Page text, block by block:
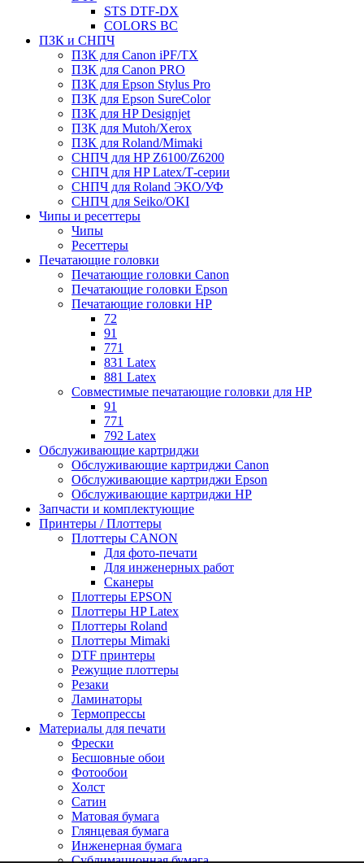
STS DTF-DX
COLORS BC
ПЗК и СНПЧ
ПЗК для Canon iPF/TX
ПЗК для Canon PRO
ПЗК для Epson Stylus Pro
ПЗК для Epson SureColor
ПЗК для HP Designjet
ПЗК для Mutoh/Xerox
ПЗК для Roland/Mimaki
СНПЧ для HP Z6100/Z6200
СНПЧ для HP Latex/Т-cерии
СНПЧ для Roland ЭКО/УФ
СНПЧ для Seiko/OKI
Чипы и ресеттеры
Чипы
Ресеттеры
Печатающие головки
Печатающие головки Canon
Печатающие головки Epson
Печатающие головки HP
72
91
771
831 Latex
881 Latex
Совместимые печатающие головки для HP
91
771
792 Latex
Обслуживающие картриджи
Обслуживающие картриджи Canon
Обслуживающие картриджи Epson
Обслуживающие картриджи HP
Запчасти и комплектующие
Принтеры / Плоттеры
Плоттеры CANON
Для фото-печати
Для инженерных работ
Сканеры
Плоттеры EPSON
Плоттеры HP Latex
Плоттеры Roland
Плоттеры Mimaki
DTF принтеры
Режущие плоттеры
Резаки
Ламинаторы
Термопрессы
Материалы для печати
Фрески
Бесшовные обои
Фотообои
Холст
Сатин
Матовая бумага
Глянцевая бумага
Инженерная бумага
Сублимационная бумага